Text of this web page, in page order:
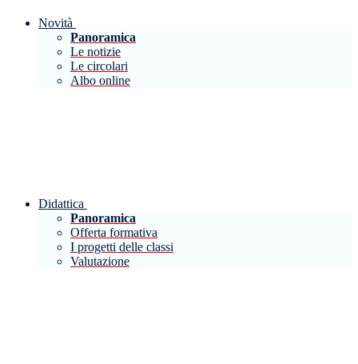
Novità
Panoramica
Le notizie
Le circolari
Albo online
Didattica
Panoramica
Offerta formativa
I progetti delle classi
Valutazione